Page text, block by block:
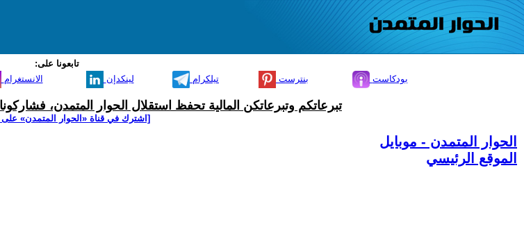
تابعونا على:
الانستغرام لينكدإن تيلكرام بنترست بودكاست
تبرعاتكم وتبرعاتكن المالية تحفظ استقلال الحوار المتمدن،
[اشترك في قناة ‫«الحوار المتمدن» على
الحوار المتمدن - موبايل
الموقع الرئيسي